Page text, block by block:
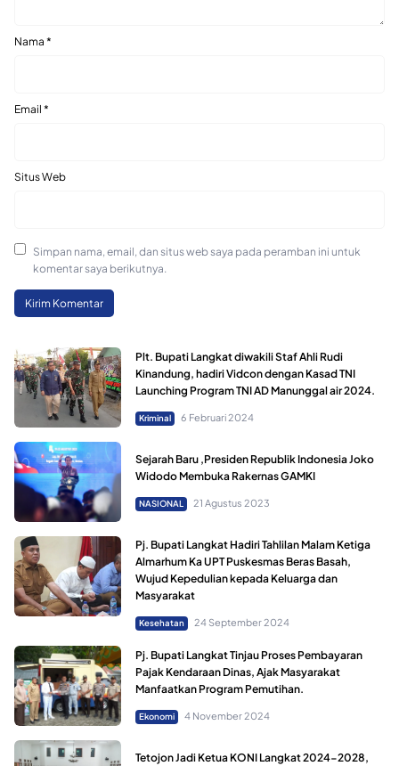
Nama *
Email *
Situs Web
Simpan nama, email, dan situs web saya pada peramban ini untuk
komentar saya berikutnya.
Plt. Bupati Langkat diwakili Staf Ahli Rudi
Kinandung, hadiri Vidcon dengan Kasad TNI
Launching Program TNI AD Manunggal air 2024.
Kriminal 6 Februari 2024
Sejarah Baru ,Presiden Republik Indonesia Joko
Widodo Membuka Rakernas GAMKI
NASIONAL 21 Agustus 2023
Pj. Bupati Langkat Hadiri Tahlilan Malam Ketiga
Almarhum Ka UPT Puskesmas Beras Basah,
Wujud Kepedulian kepada Keluarga dan
Masyarakat
Kesehatan 24 September 2024
Pj. Bupati Langkat Tinjau Proses Pembayaran
Pajak Kendaraan Dinas, Ajak Masyarakat
Manfaatkan Program Pemutihan.
Ekonomi 4 November 2024
Tetojon Jadi Ketua KONI Langkat 2024-2028,